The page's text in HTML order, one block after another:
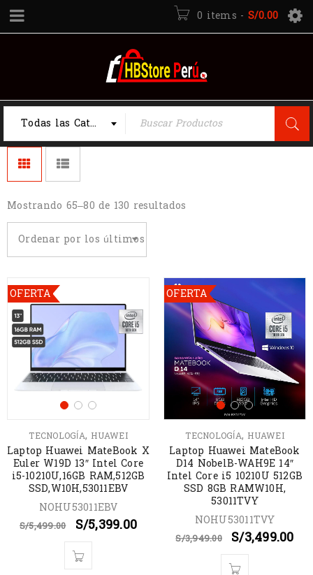
0 items - S/0.00
Todas las Categorias
Mostrando 65–80 de 130 resultados
Ordenar por los últimos
OFERTA
TECNOLOGÍA, HUAWEI
Laptop Huawei MateBook X
Euler W19D 13″ Intel Core
i5-10210U,16GB RAM,512GB
SSD,W10H,53011EBV
NOHU53011EBV
S/5,499.00 S/5,399.00
OFERTA
TECNOLOGÍA, HUAWEI
Laptop Huawei MateBook
D14 NobelB-WAH9E 14″
Intel Core i5 10210U 512GB
SSD 8GB RAMW10H,
53011TVY
NOHU53011TVY
S/3,949.00 S/3,499.00